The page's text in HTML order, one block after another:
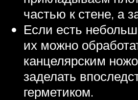
частью к стене, а
Если есть
их можно
канцелярским
заделать
герметиком.